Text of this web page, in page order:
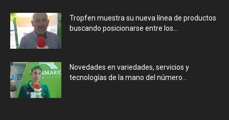
Tropfen muestra su nueva línea de productos
buscando posicionarse entre los...
Novedades en variedades, servicios y
tecnologías de la mano del número...